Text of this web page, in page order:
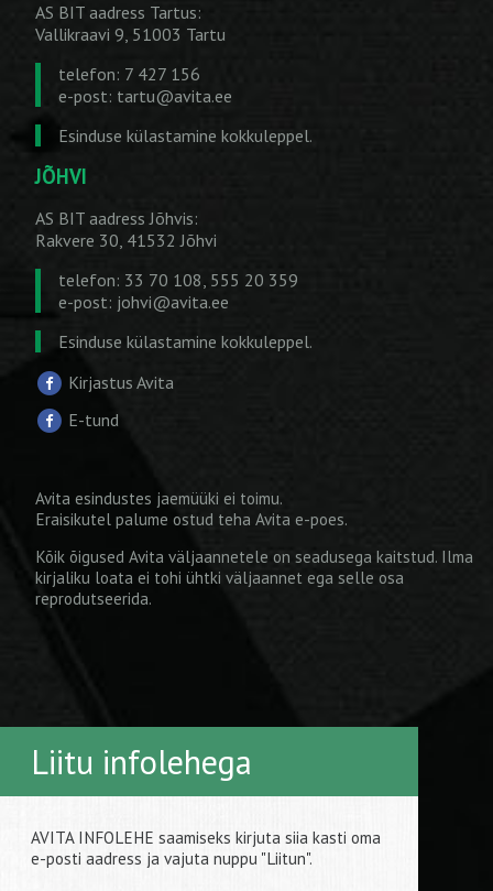
AS BIT aadress Tartus:
Vallikraavi 9, 51003 Tartu
telefon: 7 427 156
e-post: tartu@avita.ee
Esinduse külastamine kokkuleppel.
JÕHVI
AS BIT aadress Jõhvis:
Rakvere 30, 41532 Jõhvi
telefon: 33 70 108, 555 20 359
e-post: johvi@avita.ee
Esinduse külastamine kokkuleppel.
Kirjastus Avita
E-tund
Avita esindustes jaemüüki ei toimu.
Eraisikutel palume ostud teha Avita e-poes.
Kõik õigused Avita väljaannetele on seadusega kaitstud. Ilma
kirjaliku loata ei tohi ühtki väljaannet ega selle osa
reprodutseerida.
Liitu infolehega
AVITA INFOLEHE saamiseks kirjuta siia kasti oma
e-posti aadress ja vajuta nuppu "Liitun".